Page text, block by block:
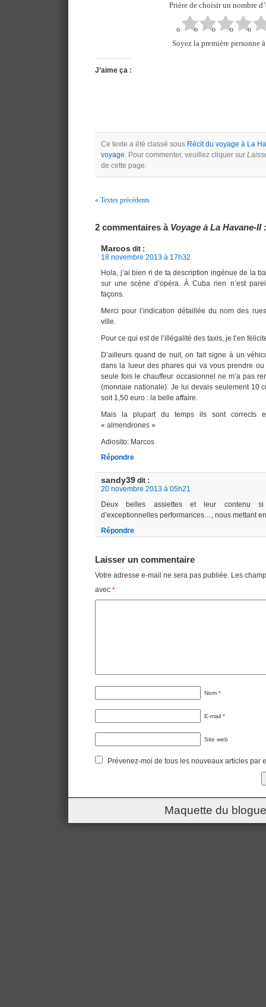
Prière de choisir un nombre
Soyez la première personne
J’aime ça :
Ce texte a été classé sous Récit du voyage à La
voyage. Pour commenter, veuillez cliquer sur
de cette page.
« Textes précédents
2 commentaires à Voyage à La Havane-II
Marcos dit :
18 novembre 2013 à 17h32
Hola, j’ai bien ri de ta description ingénue de la
sur une scène d’opéra. À Cuba rien n’est
façons.
Merci pour l’indication détaillée du nom des
ville.
Pour ce qui est de l’illégalité des taxis, je t’en
D’ailleurs quand de nuit, on fait signe à un
dans la lueur des phares qui va vous prendre
seule fois le chauffeur occasionnel ne m’a pas
(monnaie nationale). Je lui devais seulement 10
soit 1,50 euro : la belle affaire.
Mais la plupart du temps ils sont corrects
« almendrones »
Adiosito: Marcos
Répondre
sandy39 dit :
20 novembre 2013 à 05h21
Deux belles assiettes et leur contenu
d’exceptionnelles performances…, nous mettant
Répondre
Laisser un commentaire
Votre adresse e-mail ne sera pas publiée. Les
avec *
Nom *
E-mail *
Site web
Prévenez-moi de tous les nouveaux articles par
Maquette du